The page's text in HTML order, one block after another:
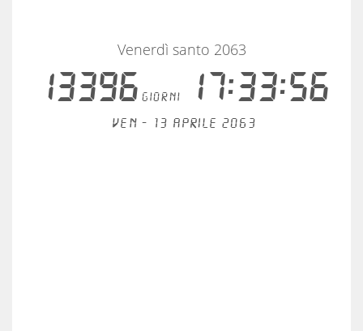
13396giorni17:33:55
Venerdì santo 2063
Ven - 13 aprile 2063